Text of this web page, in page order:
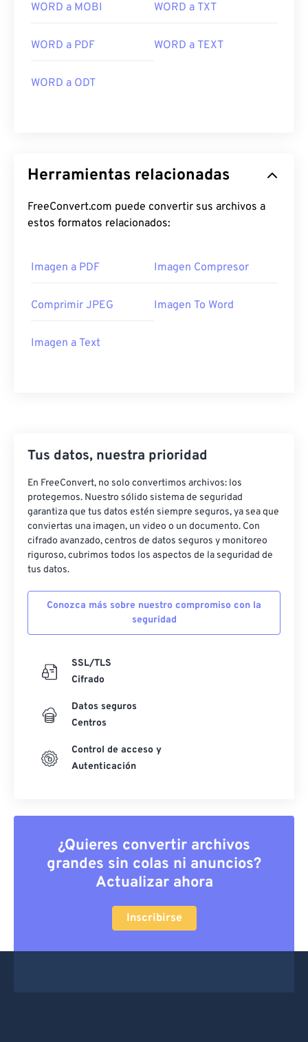
WORD a MOBI WORD a TXT
WORD a PDF WORD a TEXT
WORD a ODT
Herramientas relacionadas
FreeConvert.com puede convertir sus archivos a
estos formatos relacionados:
Imagen a PDF Imagen Compresor
Comprimir JPEG Imagen To Word
Imagen a Text
Tus datos, nuestra prioridad
En FreeConvert, no solo convertimos archivos: los
protegemos. Nuestro sólido sistema de seguridad
garantiza que tus datos estén siempre seguros, ya sea que
conviertas una imagen, un video o un documento. Con
cifrado avanzado, centros de datos seguros y monitoreo
riguroso, cubrimos todos los aspectos de la seguridad de
tus datos.
Conozca más sobre nuestro compromiso con la
seguridad
SSL/TLS
Cifrado
Datos seguros
Centros
Control de acceso y
Autenticación
¿Quieres convertir archivos
grandes sin colas ni anuncios?
Actualizar ahora
Inscribirse